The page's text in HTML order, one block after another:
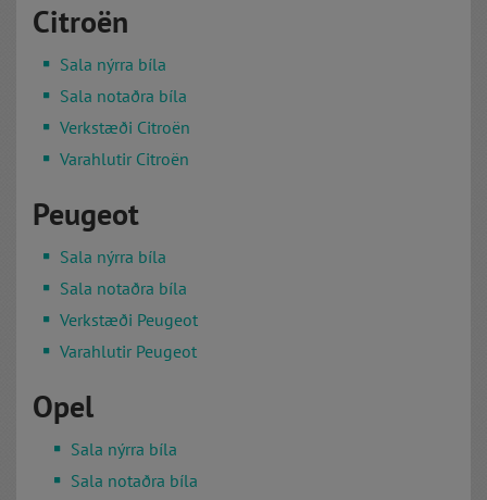
Citroën
Sala nýrra bíla
Sala notaðra bíla
Verkstæði Citroën
Varahlutir Citroën
Peugeot
Sala nýrra bíla
Sala notaðra bíla
Verkstæði Peugeot
Varahlutir Peugeot
Opel
Sala nýrra bíla
Sala notaðra bíla